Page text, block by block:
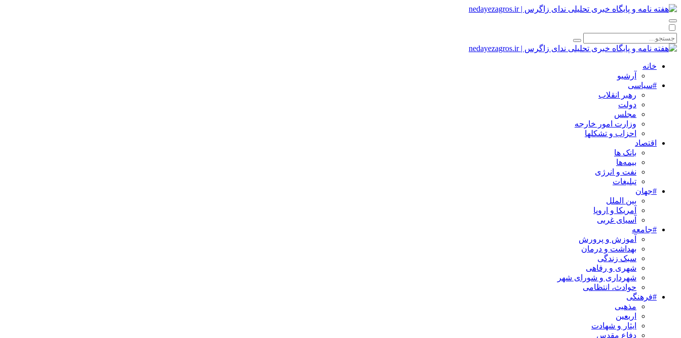
خانه
آرشیو
#سیاسی
رهبر انقلاب
دولت
مجلس
وزارت امور خارجه
احزاب و تشکلها
اقتصاد
بانک ها
بیمه‌ها
نفت و انرژی
تبلیغات
#جهان
بین الملل
آمریکا و اروپا
آسیای غربی
#جامعه
آموزش و پرورش
بهداشت و درمان
سبک زندگی
شهری و رفاهی
شهرداری و شورای شهر
حوادث، انتظامی
#فرهنگی
مذهبی
اربعین
ایثار و شهادت
دفاع مقدس